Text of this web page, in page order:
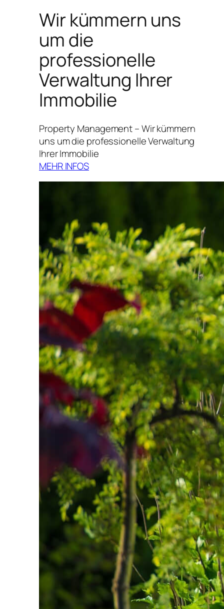
Wir kümmern uns
um die
professionelle
Verwaltung Ihrer
Immobilie
Property Management – Wir kümmern
uns um die professionelle Verwaltung
Ihrer Immobilie
MEHR INFOS